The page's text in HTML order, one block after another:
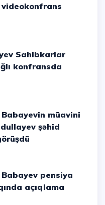
videokonfrans
konfransda
şəhid
açıqlama